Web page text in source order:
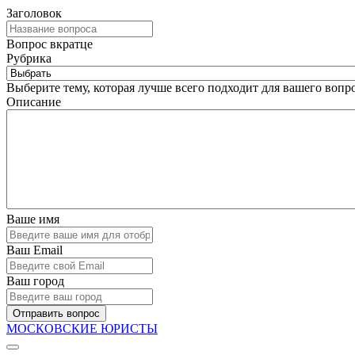
Заголовок
Вопрос вкратце
Рубрика
Выберите тему, которая лучше всего подходит для вашего
Описание
Ваше имя
Ваш Email
Ваш город
Отправить вопрос
МОСКОВСКИЕ ЮРИСТЫ